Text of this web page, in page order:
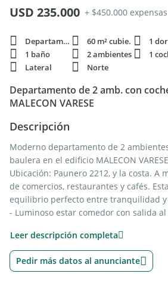
USD 235.000 + $450.000 expensas
Departamento 60 m² cubie. 1
1 baño
2 ambientes 1
Lateral
Norte
Departamento de 2 amb. con
MALECON VARESE
Descripción
Moderno departamento de 2
baulera en el edificio MALECON
Ubicación: Paunero 2212, y la costa. A
de comercios, restaurantes y cafés.
equilibrio perfecto entre tranquilidad y
- Luminoso estar comedor con salida
- Espacio para lavavajilla y lavarropa.
- 1 Toilette.
- Dormitorio en suite, con salida al
Leer descripción completa
Pedir más datos al anunciante